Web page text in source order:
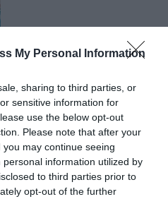
My Personal Information
sharing to third parties, or
sensitive information for
use the below opt-out
Please note that after your
may continue seeing
information utilized by
to third parties prior to
opt-out of the further
ελληνικά νησιά
Παγοποιείο